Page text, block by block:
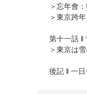
＞忘年會
＞東京跨
第十一話 ‖
＞東京は
後記 ‖ 一